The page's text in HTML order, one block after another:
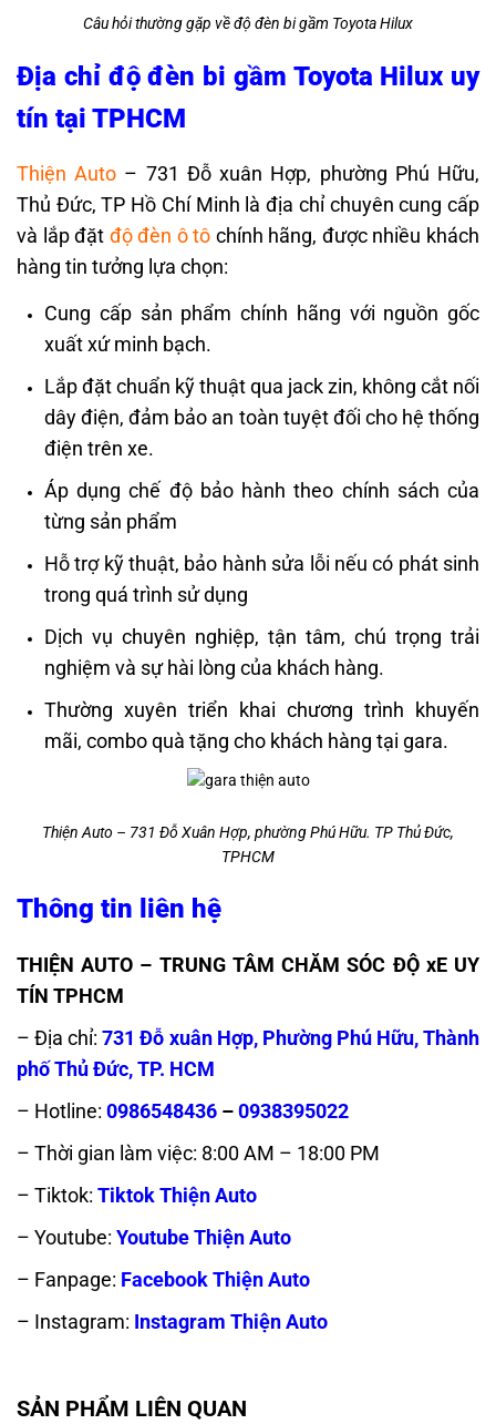
Câu hỏi thường gặp về độ đèn bi gầm Toyota Hilux
Địa chỉ độ đèn bi gầm Toyota Hilux uy
tín tại TPHCM
Thiện Auto – 731 Đỗ xuân Hợp, phường Phú Hữu,
Thủ Đức, TP Hồ Chí Minh là địa chỉ chuyên cung cấp
và lắp đặt độ đèn ô tô chính hãng, được nhiều khách
hàng tin tưởng lựa chọn:
Cung cấp sản phẩm chính hãng với nguồn gốc
xuất xứ minh bạch.
Lắp đặt chuẩn kỹ thuật qua jack zin, không cắt nối
dây điện, đảm bảo an toàn tuyệt đối cho hệ thống
điện trên xe.
Áp dụng chế độ bảo hành theo chính sách của
từng sản phẩm
Hỗ trợ kỹ thuật, bảo hành sửa lỗi nếu có phát sinh
trong quá trình sử dụng
Dịch vụ chuyên nghiệp, tận tâm, chú trọng trải
nghiệm và sự hài lòng của khách hàng.
Thường xuyên triển khai chương trình khuyến
mãi, combo quà tặng cho khách hàng tại gara.
Thiện Auto – 731 Đỗ Xuân Hợp, phường Phú Hữu. TP Thủ Đức,
TPHCM
Thông tin liên hệ
THIỆN AUTO – TRUNG TÂM CHĂM SÓC ĐỘ xE UY
TÍN TPHCM
– Địa chỉ: 731 Đỗ xuân Hợp, Phường Phú Hữu, Thành
phố Thủ Đức, TP. HCM
– Hotline: 0986548436 –0938395022
– Thời gian làm việc: 8:00 AM – 18:00 PM
– Tiktok: Tiktok Thiện Auto
– Youtube: Youtube Thiện Auto
– Fanpage: Facebook Thiện Auto
– Instagram: Instagram Thiện Auto
SẢN PHẨM LIÊN QUAN